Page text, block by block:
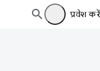
प्रवेश करें